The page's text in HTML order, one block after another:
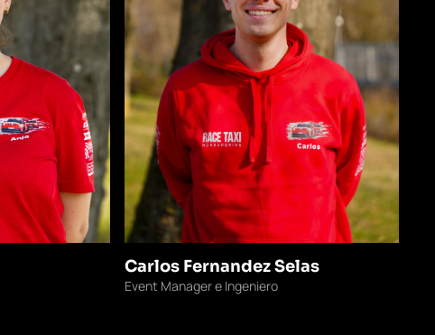
Carlos Fernandez Selas
Event Manager e Ingeniero